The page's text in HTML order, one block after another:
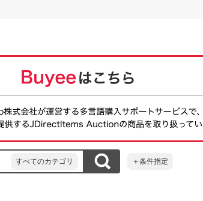
すべてのカテゴリ ＋条件指定